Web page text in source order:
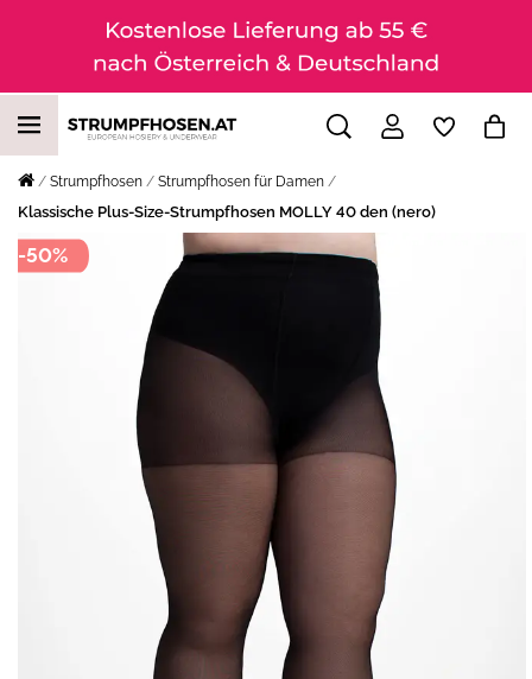
Strumpfhosen Strumpfhosen für Damen
Klassische Plus-Size-Strumpfhosen MOLLY 40 den (nero)
-50%